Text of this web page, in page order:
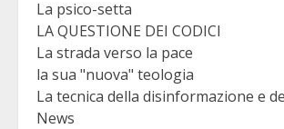
La psico-setta
LA QUESTIONE DEI CODICI
La strada verso la pace
la sua "nuova" teologia
La tecnica della disinformazione e
News